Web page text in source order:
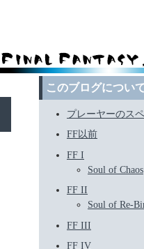
このブログについ
プレーヤーのス
FF以前
FF I
Soul of Chaos
FF II
Soul of Re-
FF III
FF IV